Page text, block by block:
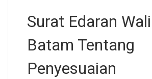
Surat Edaran
Batam Tentang
Penyesuaian